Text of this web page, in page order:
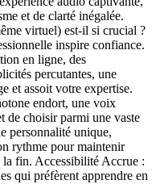
et de clarté inégalée.
virtuel) est-il si crucial ?
inspire confiance.
en ligne, des
percutantes, une
et assoit votre expertise.
endort, une voix
de choisir parmi une vaste
personnalité unique,
rythme pour maintenir
fin. Accessibilité Accrue :
qui préfèrent apprendre en